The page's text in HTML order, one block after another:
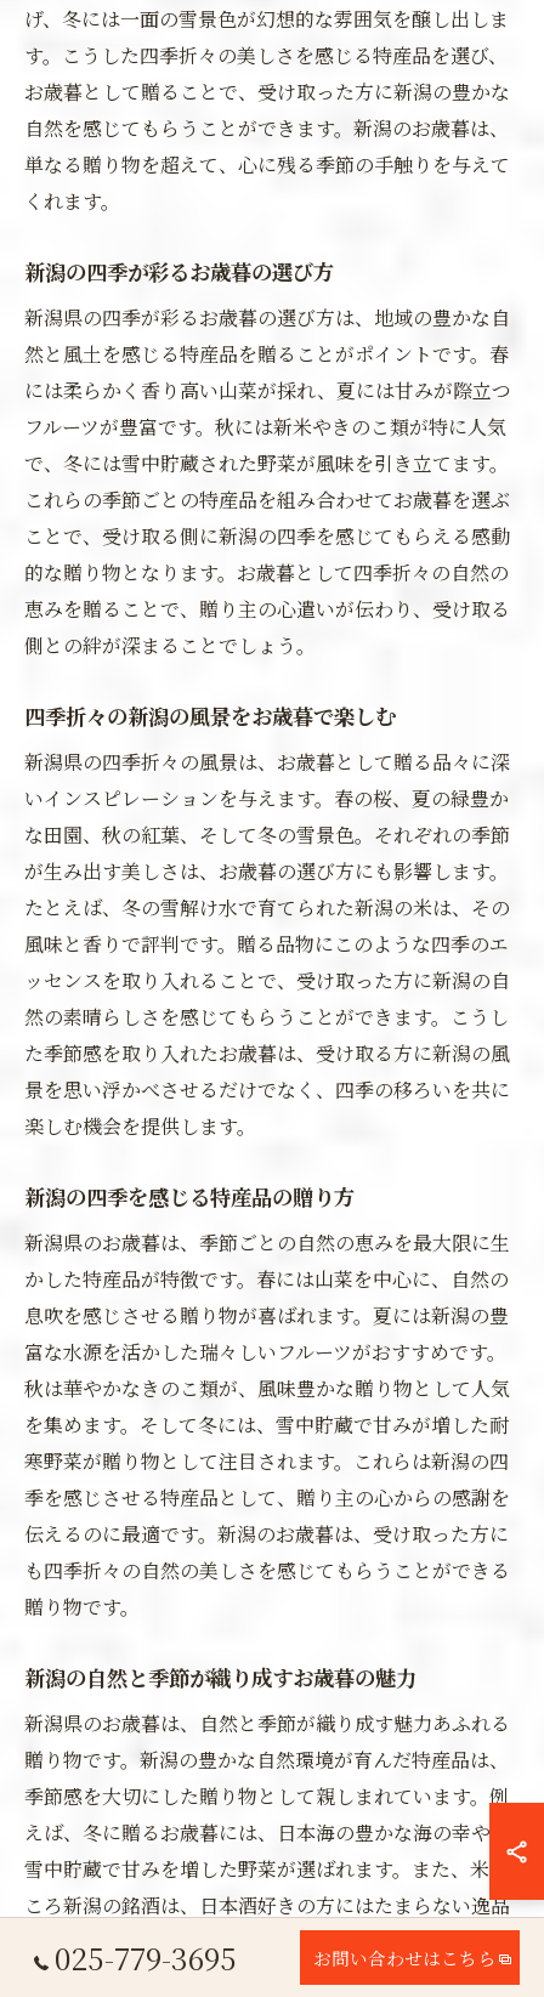
げ、冬には一面の雪景色が幻想的な雰囲気を醸し出しま
す。こうした四季折々の美しさを感じる特産品を選び、
お歳暮として贈ることで、受け取った方に新潟の豊かな
自然を感じてもらうことができます。新潟のお歳暮は、
単なる贈り物を超えて、心に残る季節の手触りを与えて
くれます。
新潟の四季が彩るお歳暮の選び方
新潟県の四季が彩るお歳暮の選び方は、地域の豊かな自
然と風土を感じる特産品を贈ることがポイントです。春
には柔らかく香り高い山菜が採れ、夏には甘みが際立つ
フルーツが豊富です。秋には新米やきのこ類が特に人気
で、冬には雪中貯蔵された野菜が風味を引き立てます。
これらの季節ごとの特産品を組み合わせてお歳暮を選ぶ
ことで、受け取る側に新潟の四季を感じてもらえる感動
的な贈り物となります。お歳暮として四季折々の自然の
恵みを贈ることで、贈り主の心遣いが伝わり、受け取る
側との絆が深まることでしょう。
四季折々の新潟の風景をお歳暮で楽しむ
新潟県の四季折々の風景は、お歳暮として贈る品々に深
いインスピレーションを与えます。春の桜、夏の緑豊か
な田園、秋の紅葉、そして冬の雪景色。それぞれの季節
が生み出す美しさは、お歳暮の選び方にも影響します。
たとえば、冬の雪解け水で育てられた新潟の米は、その
風味と香りで評判です。贈る品物にこのような四季のエ
ッセンスを取り入れることで、受け取った方に新潟の自
然の素晴らしさを感じてもらうことができます。こうし
た季節感を取り入れたお歳暮は、受け取る方に新潟の風
景を思い浮かべさせるだけでなく、四季の移ろいを共に
楽しむ機会を提供します。
新潟の四季を感じる特産品の贈り方
新潟県のお歳暮は、季節ごとの自然の恵みを最大限に生
かした特産品が特徴です。春には山菜を中心に、自然の
息吹を感じさせる贈り物が喜ばれます。夏には新潟の豊
富な水源を活かした瑞々しいフルーツがおすすめです。
秋は華やかなきのこ類が、風味豊かな贈り物として人気
を集めます。そして冬には、雪中貯蔵で甘みが増した耐
寒野菜が贈り物として注目されます。これらは新潟の四
季を感じさせる特産品として、贈り主の心からの感謝を
伝えるのに最適です。新潟のお歳暮は、受け取った方に
も四季折々の自然の美しさを感じてもらうことができる
贈り物です。
新潟の自然と季節が織り成すお歳暮の魅力
新潟県のお歳暮は、自然と季節が織り成す魅力あふれる
贈り物です。新潟の豊かな自然環境が育んだ特産品は、
季節感を大切にした贈り物として親しまれています。例
えば、冬に贈るお歳暮には、日本海の豊かな海の幸や、
雪中貯蔵で甘みを増した野菜が選ばれます。また、米ど
ころ新潟の銘酒は、日本酒好きの方にはたまらない逸品
です。これらの特産品は、新潟の自然と季節の織り成す
ハーモニーを贈り主と受取人が共に楽しむことができ
025-779-3695 お問い合わせはこちら